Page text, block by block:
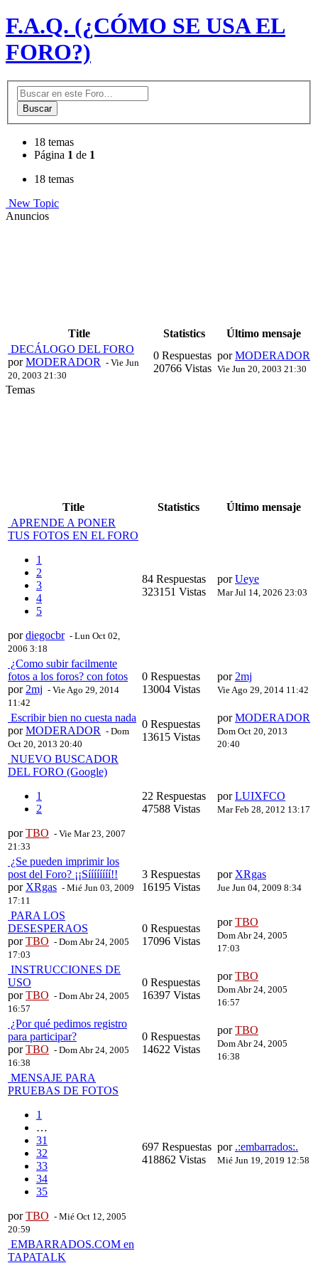
F.A.Q. (¿CÓMO SE USA EL
FORO?)
Buscar
18 temas
Página 1 de 1
18 temas
New Topic
Anuncios
Title Statistics
Último mensaje
DECÁLOGO DEL FORO
porMODERADOR - Vie Jun
20, 2003 21:30
0 Respuestas
20766 Vistas
porMODERADOR
Vie Jun 20, 2003 21:30
Temas
Title Statistics
Último mensaje
APRENDE A PONER
TUS FOTOS EN EL FORO
1
2
3
4
5
pordiegocbr - Lun Oct 02,
2006 3:18
84 Respuestas
323151 Vistas
porUeye
Mar Jul 14, 2026 23:03
¿Como subir facilmente
fotos a los foros? con fotos
por 2mj - Vie Ago 29, 2014
11:42
0 Respuestas
13004 Vistas
por 2mj
Vie Ago 29, 2014 11:42
Escribir bien no cuesta nada
porMODERADOR - Dom
Oct 20, 2013 20:40
0 Respuestas
13615 Vistas
porMODERADOR
Dom Oct 20, 2013
20:40
NUEVO BUSCADOR
DEL FORO (Google)
1
2
porTBO - Vie Mar 23, 2007
21:33
22 Respuestas
47588 Vistas
porLUIXFCO
Mar Feb 28, 2012 13:17
¿Se pueden imprimir los
post del Foro? ¡¡Síííííííí!!
por XRgas - Mié Jun 03, 2009
17:11
3 Respuestas
16195 Vistas
por XRgas
Jue Jun 04, 2009 8:34
PARA LOS
DESESPERAOS
porTBO - Dom Abr 24, 2005
17:03
0 Respuestas
17096 Vistas
porTBO
Dom Abr 24, 2005
17:03
INSTRUCCIONES DE
USO
porTBO - Dom Abr 24, 2005
16:57
0 Respuestas
16397 Vistas
porTBO
Dom Abr 24, 2005
16:57
¿Por qué pedimos registro
para participar?
porTBO - Dom Abr 24, 2005
16:38
0 Respuestas
14622 Vistas
porTBO
Dom Abr 24, 2005
16:38
MENSAJE PARA
PRUEBAS DE FOTOS
1
…
31
32
33
34
35
porTBO - Mié Oct 12, 2005
20:59
697 Respuestas
418862 Vistas
por .:embarrados:.
Mié Jun 19, 2019 12:58
EMBARRADOS.COM en
TAPATALK